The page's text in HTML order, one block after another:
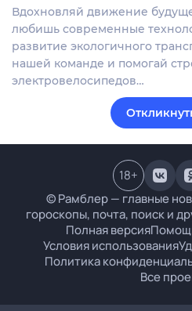
Вдохновляй движение
любишь современные
развитие экологичного
нашей команде и помогай
электровелосипедов…
© Рамблер — главные
гороскопы, почта, поиск и
Полная версия
Условия использования
Политика
Все
18+